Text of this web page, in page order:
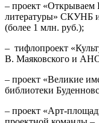
– проект «Открываем
литературы» СКУНБ
(более 1 млн. руб.);
– тифлопроект
В. Маяковского и
– проект «Великие
библиотеки
– проект «Арт-